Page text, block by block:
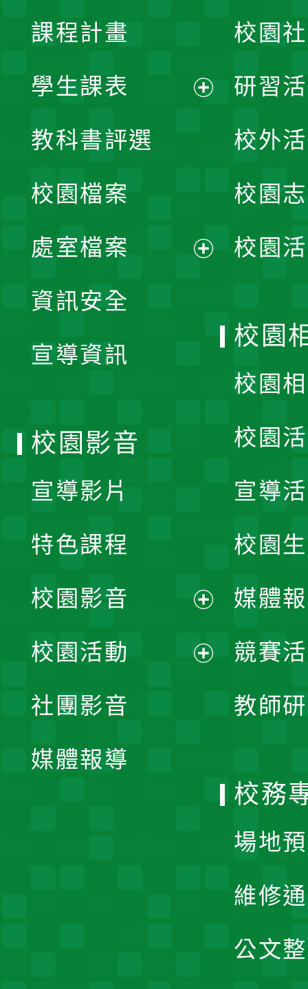
課程計畫
學生課表
單
教科書評選
校園檔案
處室檔案
資訊安全
宣導資訊
校園
研習
校外
校園
校園
校園
校園
校園
宣導
校園
媒體
競賽
教師
校園影音
宣導影片
特色課程
校園影音
開
校園活動
社團影音
媒體報導
校務
場地
維修
公文